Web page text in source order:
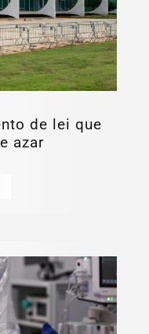
de lei que
azar